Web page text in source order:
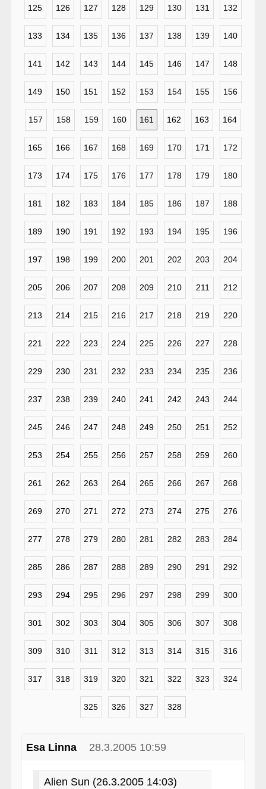
125 126 127 128 129 130 131 132
133 134 135 136 137 138 139 140
141 142 143 144 145 146 147 148
149 150 151 152 153 154 155 156
157 158 159 160 161 162 163 164
165 166 167 168 169 170 171 172
173 174 175 176 177 178 179 180
181 182 183 184 185 186 187 188
189 190 191 192 193 194 195 196
197 198 199 200 201 202 203 204
205 206 207 208 209 210 211 212
213 214 215 216 217 218 219 220
221 222 223 224 225 226 227 228
229 230 231 232 233 234 235 236
237 238 239 240 241 242 243 244
245 246 247 248 249 250 251 252
253 254 255 256 257 258 259 260
261 262 263 264 265 266 267 268
269 270 271 272 273 274 275 276
277 278 279 280 281 282 283 284
285 286 287 288 289 290 291 292
293 294 295 296 297 298 299 300
301 302 303 304 305 306 307 308
309 310 311 312 313 314 315 316
317 318 319 320 321 322 323 324
325 326 327 328
Esa Linna 28.3.2005 10:59
Alien Sun (26.3.2005 14:03)